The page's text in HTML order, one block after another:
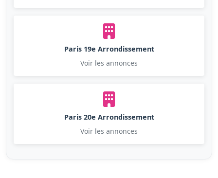
Paris 19e Arrondissement
Voir les annonces
Paris 20e Arrondissement
Voir les annonces